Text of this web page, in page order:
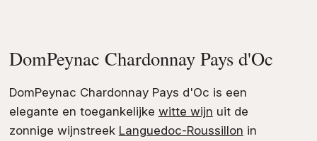
DomPeynac Chardonnay Pays d'Oc
DomPeynac Chardonnay Pays d'Oc is een
elegante en toegankelijke witte wijn uit de
zonnige wijnstreek Languedoc-Roussillon in